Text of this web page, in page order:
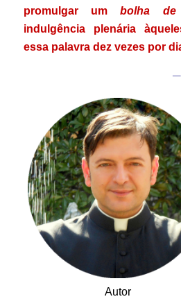
promulgar umbolha de
indulgência plenária
essa palavra dez vezes por
—
Autor